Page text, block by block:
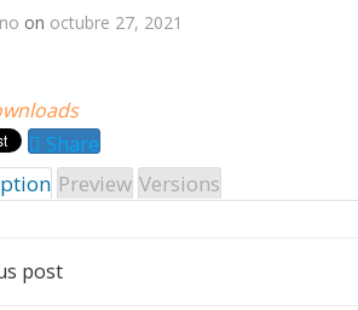
on octubre 27, 2021
Share
Preview Versions
post